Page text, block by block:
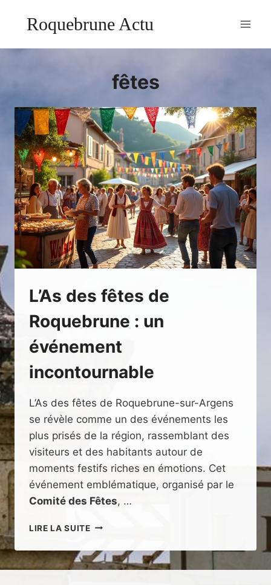
Roquebrune Actu
fêtes
L’As des fêtes de
Roquebrune : un
événement
incontournable
L’As des fêtes de Roquebrune-sur-Argens
se révèle comme un des événements les
plus prisés de la région, rassemblant des
visiteurs et des habitants autour de
moments festifs riches en émotions. Cet
événement emblématique, organisé par le
Comité des Fêtes, …
LIRE LA SUITEL’AS
FÊTES
DE